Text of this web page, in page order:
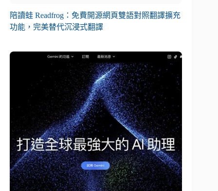
陪讀蛙 Readfrog：免費開源網頁雙語對照翻譯擴充
功能，完美替代沉浸式翻譯